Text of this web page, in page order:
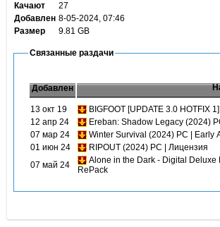
Качают
27
Добавлен 8-05-2024, 07:46
Размер
9.81 GB
Связанные раздачи
Добавлен
13 окт 19
BIGFOOT [UPDATE 3.0 HOTFIX
12 апр 24
Ereban: Shadow Legacy (2024)
07 мар 24
Winter Survival (2024) PC | Early
01 июн 24
RIPOUT (2024) PC | Лицензия
07 май 24
Alone in the Dark - Digital Deluxe
RePack